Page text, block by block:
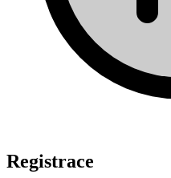
Registrace